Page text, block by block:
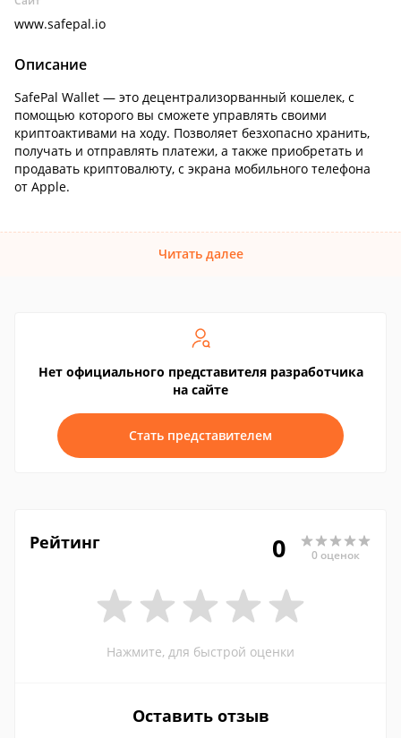
www.safepal.io
Описание
SafePal Wallet — это децентрализорванный кошелек, с
помощью которого вы сможете управлять своими
криптоактивами на ходу. Позволяет безхопасно хранить,
получать и отправлять платежи, а также приобретать и
продавать криптовалюту, с экрана мобильного телефона
от Apple.
Читать далее
Нет официального представителя разработчика
на сайте
Стать представителем
Рейтинг 0 0 оценок
Нажмите, для быстрой оценки
Оставить отзыв